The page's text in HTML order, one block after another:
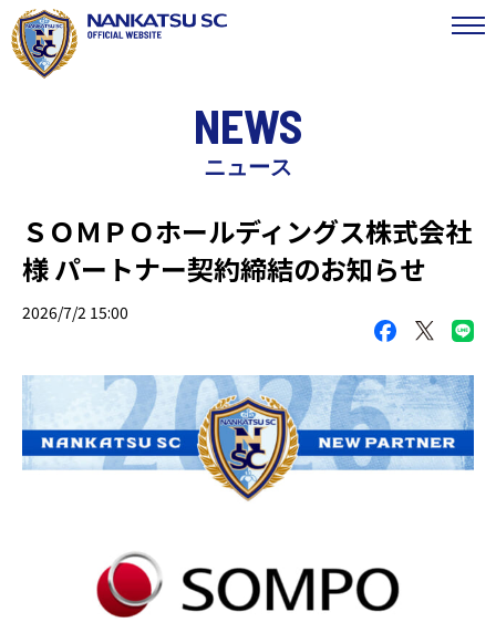
NEWS
ニュース
ＳＯＭＰＯホールディングス株式会社
様 パートナー契約締結のお知らせ
2026/7/2 15:00